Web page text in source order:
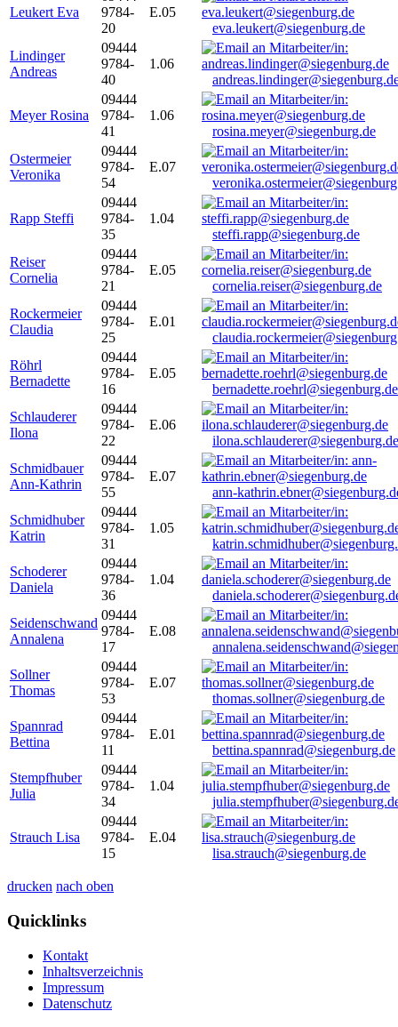
Leukert Eva
9784-
20
E.05
eva.leukert@siegenburg.de
Lindinger
Andreas
09444
9784-
40
1.06
Meyer Rosina
09444
9784-
41
1.06
rosina.meyer@siegenburg.de
Ostermeier
Veronika
09444
9784-
54
E.07
Rapp Steffi
09444
9784-
35
1.04
steffi.rapp@siegenburg.de
Reiser
Cornelia
09444
9784-
21
E.05
cornelia.reiser@siegenburg.de
Rockermeier
Claudia
09444
9784-
25
E.01
Röhrl
Bernadette
09444
9784-
16
E.05
bernadette.roehrl@siegenburg.de
Schlauderer
Ilona
09444
9784-
22
E.06
ilona.schlauderer@siegenburg.de
Schmidbauer
Ann-Kathrin
09444
9784-
55
E.07
ann-
Schmidhuber
Katrin
09444
9784-
31
1.05
Schoderer
Daniela
09444
9784-
36
1.04
Seidenschwand
Annalena
09444
9784-
17
E.08
Sollner
Thomas
09444
9784-
53
E.07
thomas.sollner@siegenburg.de
Spannrad
Bettina
09444
9784-
11
E.01
bettina.spannrad@siegenburg.de
Stempfhuber
Julia
09444
9784-
34
1.04
Strauch Lisa
09444
9784-
15
E.04
lisa.strauch@siegenburg.de
drucken nach oben
Quicklinks
Kontakt
Inhaltsverzeichnis
Impressum
Datenschutz